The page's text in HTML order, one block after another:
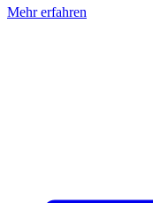
Mehr erfahren